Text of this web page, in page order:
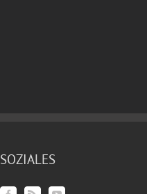
SOZIALES